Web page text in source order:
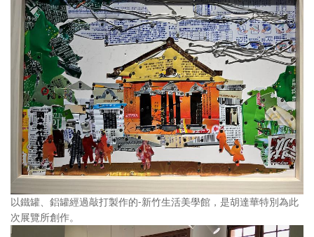
以鐵罐、鋁罐經過敲打製作的-新竹生活美學館，是胡達華特別為此
次展覽所創作。